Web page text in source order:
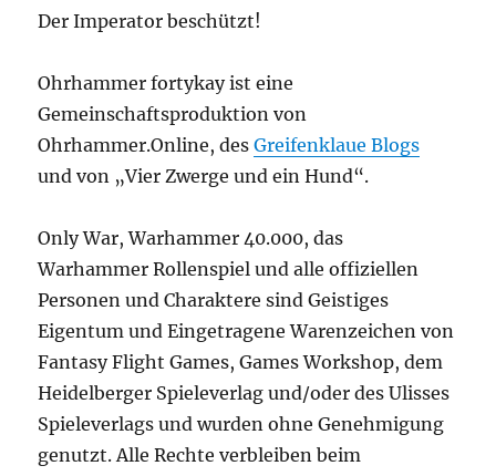
Der Imperator beschützt!
Ohrhammer fortykay ist eine
Gemeinschaftsproduktion von
Ohrhammer.Online, desGreifenklaue Blogs
und von „Vier Zwerge und ein Hund“.
Only War, Warhammer 40.000, das
Warhammer Rollenspiel und alle offiziellen
Personen und Charaktere sind Geistiges
Eigentum und Eingetragene Warenzeichen von
Fantasy Flight Games, Games Workshop, dem
Heidelberger Spieleverlag und/oder des Ulisses
Spieleverlags und wurden ohne Genehmigung
genutzt. Alle Rechte verbleiben beim